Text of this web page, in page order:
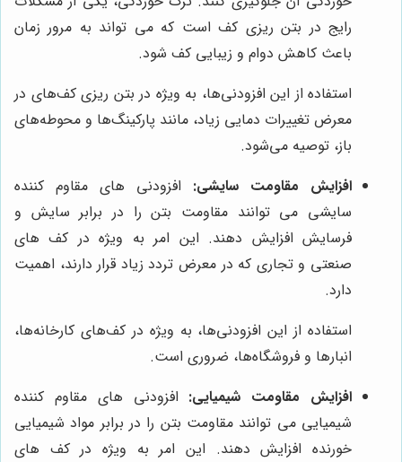
رایج در بتن ریزی کف است که می تواند به مرور زمان
باعث کاهش دوام و زیبایی کف شود.
استفاده از این افزودنی‌ها، به ویژه در بتن ریزی کف‌های در
معرض تغییرات دمایی زیاد، مانند پارکینگ‌ها و محوطه‌های
باز، توصیه می‌شود.
افزایش مقاومت سایشی: افزودنی های مقاوم کننده
سایشی می توانند مقاومت بتن را در برابر سایش و
فرسایش افزایش دهند. این امر به ویژه در کف های
صنعتی و تجاری که در معرض تردد زیاد قرار دارند، اهمیت
دارد.
استفاده از این افزودنی‌ها، به ویژه در کف‌های کارخانه‌ها،
انبارها و فروشگاه‌ها، ضروری است.
افزایش مقاومت شیمیایی: افزودنی های مقاوم کننده
شیمیایی می توانند مقاومت بتن را در برابر مواد شیمیایی
خورنده افزایش دهند. این امر به ویژه در کف های